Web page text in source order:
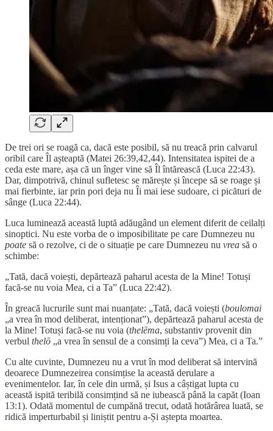
De trei ori se roagă ca, dacă este posibil, să nu treacă prin calvarul
oribil care Îl așteaptă (Matei 26:39,42,44). Intensitatea ispitei de a
ceda este mare, așa că un înger vine să Îl întărească (Luca 22:43).
Dar, dimpotrivă, chinul sufletesc se mărește și începe să se roage și
mai fierbinte, iar prin pori deja nu Îi mai iese sudoare, ci picături de
sânge (Luca 22:44).
Luca luminează această luptă adăugând un element diferit de ceilalți
sinoptici. Nu este vorba de o imposibilitate pe care Dumnezeu nu
poate să o rezolve, ci de o situație pe care Dumnezeu nu vrea să o
schimbe:
„Tată, dacă voiești, depărtează paharul acesta de la Mine! Totuși
facă-se nu voia Mea, ci a Ta” (Luca 22:42).
În greacă lucrurile sunt mai nuanțate: „Tată, dacă voiești (boulomai
„a vrea în mod deliberat, intenționat”), depărtează paharul acesta de
la Mine! Totuși facă-se nu voia (thelēma, substantiv provenit din
verbul thelō „a vrea în sensul de a consimți la ceva”) Mea, ci a Ta.”
Cu alte cuvinte, Dumnezeu nu a vrut în mod deliberat să intervină
deoarece Dumnezeirea consimțise la această derulare a
evenimentelor. Iar, în cele din urmă, și Isus a câștigat lupta cu
această ispită teribilă consimțind să ne iubească până la capăt (Ioan
13:1). Odată momentul de cumpănă trecut, odată hotărârea luată, se
ridică imperturbabil și liniștit pentru a-Și aștepta moartea.